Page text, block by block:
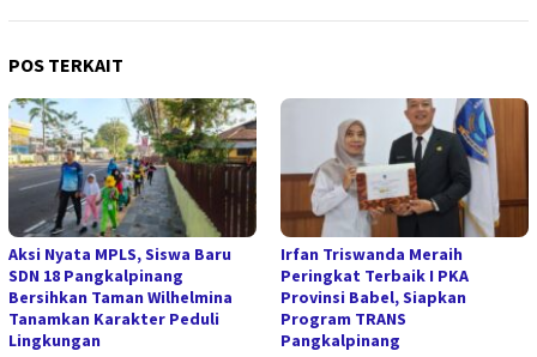
POS TERKAIT
Aksi Nyata MPLS, Siswa Baru
SDN 18 Pangkalpinang
Bersihkan Taman Wilhelmina
Tanamkan Karakter Peduli
Lingkungan
Irfan Triswanda Meraih
Peringkat Terbaik I PKA
Provinsi Babel, Siapkan
Program TRANS
Pangkalpinang